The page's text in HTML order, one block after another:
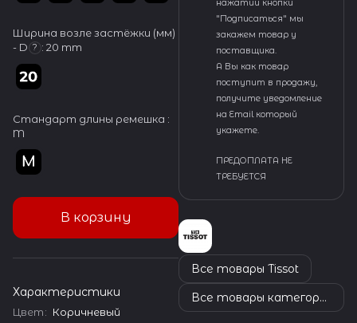
Ширина возле застёжки (мм)
- D ? : 20 mm
Стандарт длины ремешка :
M
В корзину
Характеристики
Цвет: Коричневый
нажатии кнопки
"Подписаться" мы
закажем товар у
поставщика.
А Вы как товар
поступит в продажу,
получите уведомление
на Email который
укажете.
ПРЕДОПЛАТА НЕ
ТРЕБУЕТСЯ
Все товары Tissot
Все товары категории